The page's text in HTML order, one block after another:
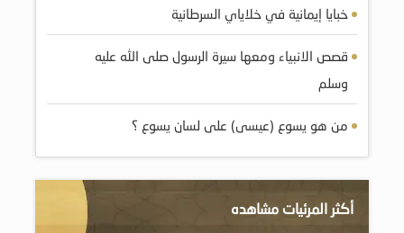
قصص الانبياء ومعها سيرة الرسول صلى الله عليه
وسلم
من هو يسوع (عيسى) على لسان يسوع ؟
أكثر المرئيات مشاهده